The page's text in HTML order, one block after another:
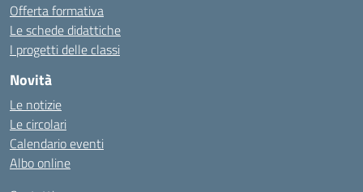
Offerta formativa
Le schede didattiche
I progetti delle classi
Novità
Le notizie
Le circolari
Calendario eventi
Albo online